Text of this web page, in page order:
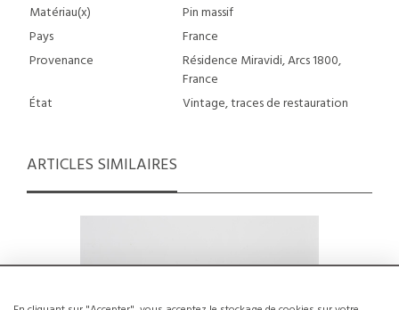
Matériau(x)
Pin massif
Pays
France
Provenance
Résidence Miravidi, Arcs 1800,
France
État
Vintage, traces de restauration
ARTICLES SIMILAIRES